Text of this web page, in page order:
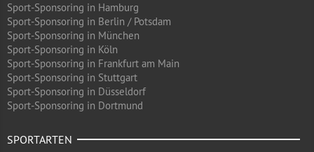
Sport-Sponsoring in Hamburg
Sport-Sponsoring in Berlin / Potsdam
Sport-Sponsoring in München
Sport-Sponsoring in Köln
Sport-Sponsoring in Frankfurt am Main
Sport-Sponsoring in Stuttgart
Sport-Sponsoring in Düsseldorf
Sport-Sponsoring in Dortmund
SPORTARTEN